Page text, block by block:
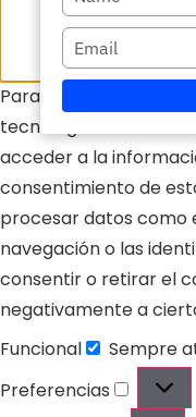
Para ofrecer las
tecnologías como las
acceder a la
consentimiento de
procesar datos
navegación o las
consentir o retirar el
negativamente a
Funcional
Sempre
Preferencias
su
nombre
Escriba
su
correo
electrónico